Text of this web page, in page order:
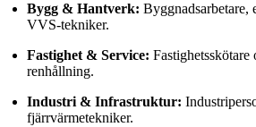
Bygg & Hantverk: Byggnadsarbetare,
VVS-tekniker.
Fastighet & Service:
renhållning.
Industri & Infrastruktur:
fjärrvärmetekniker.